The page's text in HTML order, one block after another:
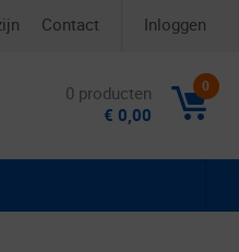
Contact Inloggen
0
0 producten
€ 0,00